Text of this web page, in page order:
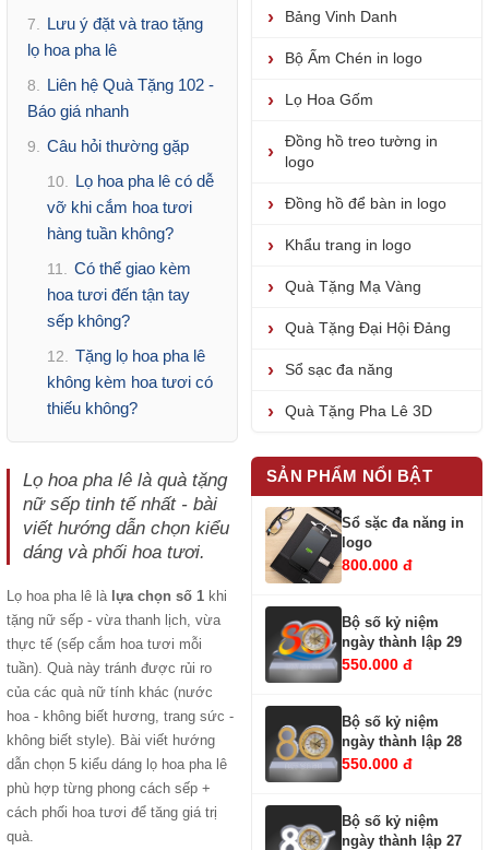
7.
Lưu ý đặt và trao tặng
lọ hoa pha lê
8.
Liên hệ Quà Tặng 102 -
Báo giá nhanh
9. Câu hỏi thường gặp
10.
Lọ hoa pha lê có dễ
vỡ khi cắm hoa tươi
hàng tuần không?
11.
Có thể giao kèm
hoa tươi đến tận tay
sếp không?
12.
Tặng lọ hoa pha lê
không kèm hoa tươi có
thiếu không?
Lọ hoa pha lê là quà tặng
nữ sếp tinh tế nhất - bài
viết hướng dẫn chọn kiểu
dáng và phối hoa tươi.
Lọ hoa pha lê là lựa chọn số 1 khi
tặng nữ sếp - vừa thanh lịch, vừa
thực tế (sếp cắm hoa tươi mỗi
tuần). Quà này tránh được rủi ro
của các quà nữ tính khác (nước
hoa - không biết hương, trang sức -
không biết style). Bài viết hướng
dẫn chọn 5 kiểu dáng lọ hoa pha lê
phù hợp từng phong cách sếp +
cách phối hoa tươi để tăng giá trị
quà.
Bảng Vinh Danh
Bộ Ấm Chén in logo
Lọ Hoa Gốm
Đồng hồ treo tường in
logo
Đồng hồ để bàn in logo
Khẩu trang in logo
Quà Tặng Mạ Vàng
Quà Tặng Đại Hội Đảng
Sổ sạc đa năng
Quà Tặng Pha Lê 3D
SẢN PHẨM NỔI BẬT
Sổ sặc đa năng in
logo
800.000 đ
Bộ số kỷ niệm
ngày thành lập 29
550.000 đ
Bộ số kỷ niệm
ngày thành lập 28
550.000 đ
Bộ số kỷ niệm
ngày thành lập 27